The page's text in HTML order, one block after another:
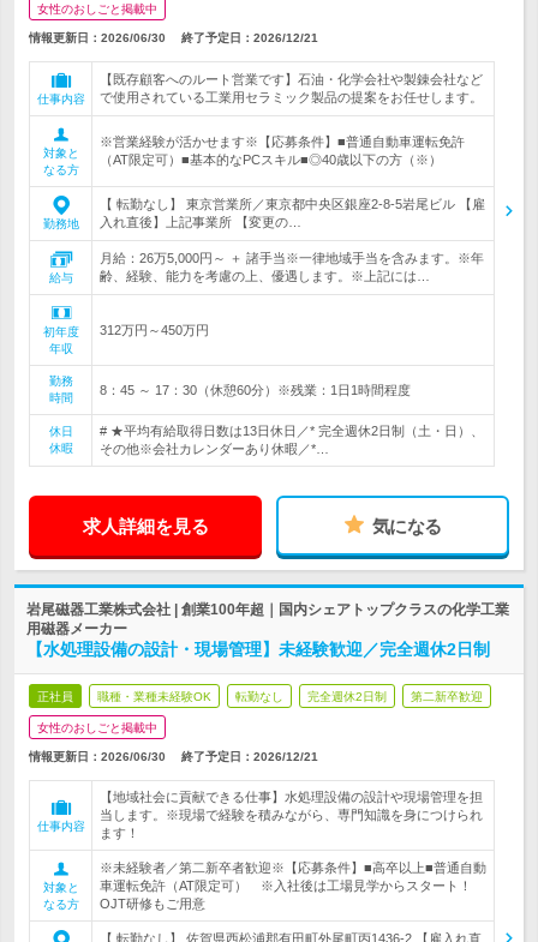
女性のおしごと掲載中
情報更新日：2026/06/30 終了予定日： 2026/12/21
仕事内容
【既存顧客へのルート営業です】石油・化学会社や製錬会社など
で使用されている工業用セラミック製品の提案をお任せします。
対象と
なる方
※営業経験が活かせます※【応募条件】■普通自動車運転免許
（AT限定可）■基本的なPCスキル■◎40歳以下の方（※）
勤務地
【 転勤なし】 東京営業所／東京都中央区銀座2-8-5岩尾ビル 【雇
入れ直後】上記事業所 【変更の…
給与
月給：26万5,000円～ ＋ 諸手当※一律地域手当を含みます。※年
齢、経験、能力を考慮の上、優遇します。※上記には…
初年度
年収
312万円～450万円
勤務
時間
8：45 ～ 17：30（休憩60分）※残業：1日1時間程度
休日
休暇
# ★平均有給取得日数は13日休日／* 完全週休2日制（土・日）、
その他※会社カレンダーあり休暇／*…
求人詳細を見る 気になる
岩尾磁器工業株式会社 | 創業100年超｜国内シェアトップクラスの化学工業
用磁器メーカー
【水処理設備の設計・現場管理】未経験歓迎／完全週休2日制
正社員 職種・業種未経験OK 転勤なし 完全週休2日制 第二新卒歓迎
女性のおしごと掲載中
情報更新日：2026/06/30 終了予定日： 2026/12/21
仕事内容
【地域社会に貢献できる仕事】水処理設備の設計や現場管理を担
当します。※現場で経験を積みながら、専門知識を身につけられ
ます！
対象と
なる方
※未経験者／第二新卒者歓迎※【応募条件】■高卒以上■普通自動
車運転免許（AT限定可） ※入社後は工場見学からスタート！
OJT研修もご用意
【 転勤なし】 佐賀県西松浦郡有田町外尾町丙1436-2 【雇入れ直